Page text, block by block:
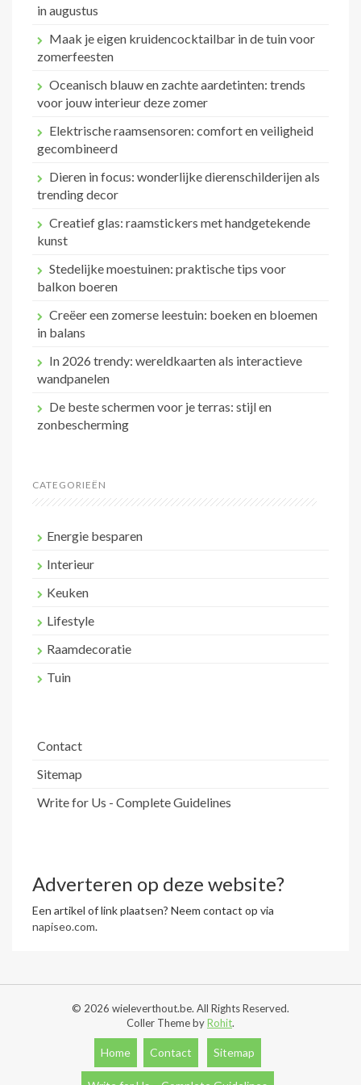
in augustus
Maak je eigen kruidencocktailbar in de tuin voor
zomerfeesten
Oceanisch blauw en zachte aardetinten: trends
voor jouw interieur deze zomer
Elektrische raamsensoren: comfort en veiligheid
gecombineerd
Dieren in focus: wonderlijke dierenschilderijen als
trending decor
Creatief glas: raamstickers met handgetekende
kunst
Stedelijke moestuinen: praktische tips voor
balkon boeren
Creëer een zomerse leestuin: boeken en bloemen
in balans
In 2026 trendy: wereldkaarten als interactieve
wandpanelen
De beste schermen voor je terras: stijl en
zonbescherming
CATEGORIEËN
Energie besparen
Interieur
Keuken
Lifestyle
Raamdecoratie
Tuin
Contact
Sitemap
Write for Us - Complete Guidelines
Adverteren op deze website?
Een artikel of link plaatsen? Neem contact op via
napiseo.com.
© 2026 wieleverthout.be. All Rights Reserved.
Coller Theme byRohit.
Home Contact Sitemap